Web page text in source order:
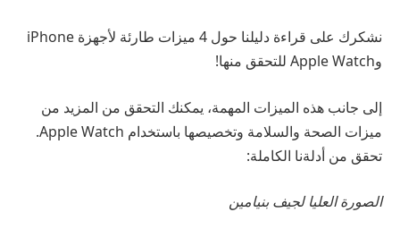
نشكرك على قراءة دليلنا حول 4 ميزات طارئة لأجهزة iPhone
وApple Watch للتحقق منها!
إلى جانب هذه الميزات المهمة، يمكنك التحقق من المزيد من
ميزات الصحة والسلامة وتخصيصها باستخدام Apple Watch.
تحقق من أدلةنا الكاملة:
الصورة العليا لجيف بنيامين